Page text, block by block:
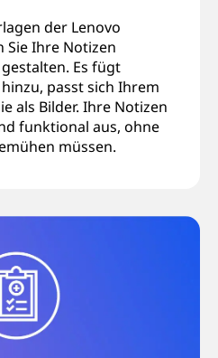
der Lenovo
Sie Ihre Notizen
Es fügt
passt sich Ihrem
als Bilder. Ihre Notizen
funktional aus, ohne
müssen.